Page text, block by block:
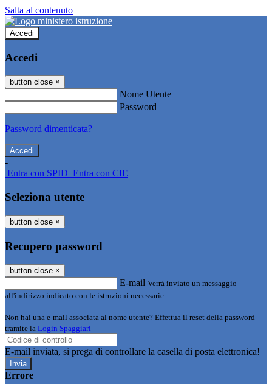
Salta al contenuto
Accedi
Accedi
button close ×
Nome Utente
Password
Password dimenticata?
-
Entra con SPID Entra con CIE
Seleziona utente
button close ×
Recupero password
button close ×
E-mail Verrà inviato un messaggio
all'indirizzo indicato con le istruzioni necessarie.
Non hai una e-mail associata al nome utente? Effettua il reset della password
tramite la Login Spaggiari
E-mail inviata, si prega di controllare la casella di posta elettronica!
Errore